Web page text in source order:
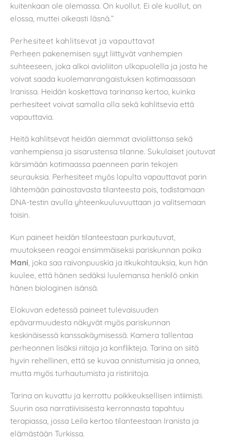
kuitenkaan ole olemassa. On kuollut. Ei ole kuollut, on
elossa, muttei oikeasti läsnä.”
Perhesiteet kahlitsevat ja vapauttavat
Perheen pakenemisen syyt liittyvät vanhempien
suhteeseen, joka alkoi avioliiton ulkopuolella ja josta he
voivat saada kuolemanrangaistuksen kotimaassaan
Iranissa. Heidän koskettava tarinansa kertoo, kuinka
perhesiteet voivat samalla olla sekä kahlitsevia että
vapauttavia.
Heitä kahlitsevat heidän aiemmat avioliittonsa sekä
vanhempiensa ja sisarustensa tilanne. Sukulaiset joutuvat
kärsimään kotimaassa paenneen parin tekojen
seurauksia. Perhesiteet myös lopulta vapauttavat parin
lähtemään painostavasta tilanteesta pois, todistamaan
DNA-testin avulla yhteenkuuluvuuttaan ja valitsemaan
toisin.
Kun paineet heidän tilanteestaan purkautuvat,
muutokseen reagoi ensimmäiseksi pariskunnan poika
Mani , joka saa raivonpuuskia ja itkukohtauksia, kun hän
kuulee, että hänen sedäksi luulemansa henkilö onkin
hänen biologinen isänsä.
Elokuvan edetessä paineet tulevaisuuden
epävarmuudesta näkyvät myös pariskunnan
keskinäisessä kanssakäymisessä. Kamera tallentaa
perheonnen lisäksi riitoja ja konflikteja. Tarina on siitä
hyvin rehellinen, että se kuvaa onnistumisia ja onnea,
mutta myös turhautumista ja ristiriitoja.
Tarina on kuvattu ja kerrottu poikkeuksellisen intiimisti.
Suurin osa narratiivisisesta kerronnasta tapahtuu
terapiassa, jossa Leila kertoo tilanteestaan Iranista ja
elämästään Turkissa.